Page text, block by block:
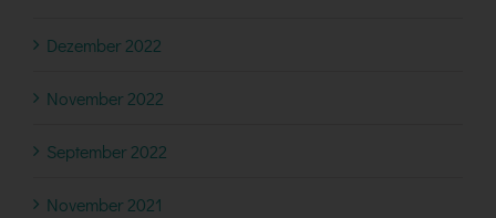
Dezember 2022
November 2022
September 2022
November 2021